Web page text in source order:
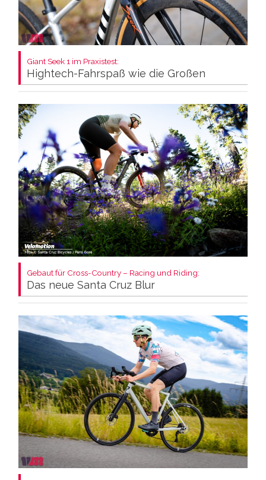
Giant Seek 1 im Praxistest:
Hightech-Fahrspaß wie die Großen
Gebaut für Cross-Country – Racing und Riding:
Das neue Santa Cruz Blur